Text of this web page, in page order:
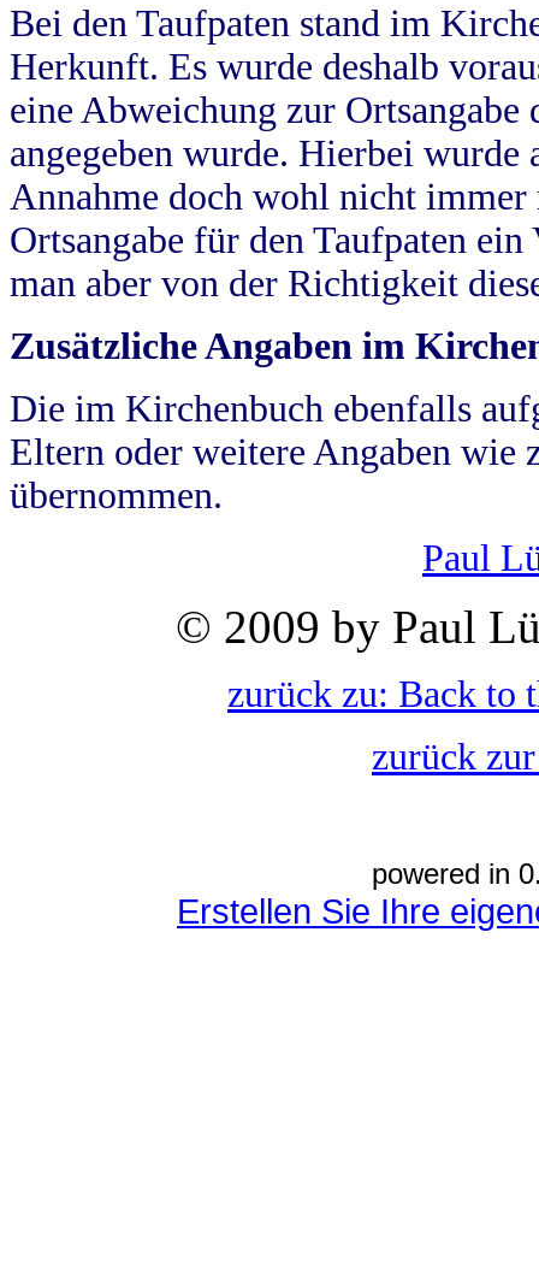
Bei den Taufpaten stand im
Herkunft. Es wurde deshalb
eine Abweichung zur
angegeben wurde. Hierbei wurde
Annahme doch wohl nicht
Ortsangabe für den Taufpaten
man aber von der Richtigkeit
Zusätzliche Angaben im
Die im Kirchenbuch ebenfalls
Eltern oder weitere Angaben wie
übernommen.
Paul
© 2009 by Paul
zurück zu: Back to
zurück
powered in
Erstellen Sie Ihre